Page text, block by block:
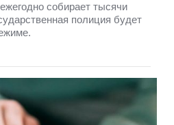
собирает тысячи
полиция будет